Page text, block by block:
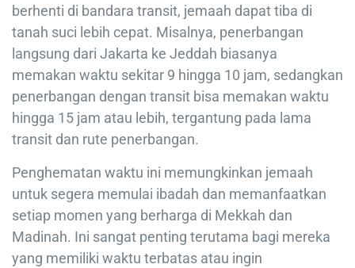
berhenti di bandara transit, jemaah dapat tiba di
tanah suci lebih cepat. Misalnya, penerbangan
langsung dari Jakarta ke Jeddah biasanya
memakan waktu sekitar 9 hingga 10 jam, sedangkan
penerbangan dengan transit bisa memakan waktu
hingga 15 jam atau lebih, tergantung pada lama
transit dan rute penerbangan.
Penghematan waktu ini memungkinkan jemaah
untuk segera memulai ibadah dan memanfaatkan
setiap momen yang berharga di Mekkah dan
Madinah. Ini sangat penting terutama bagi mereka
yang memiliki waktu terbatas atau ingin